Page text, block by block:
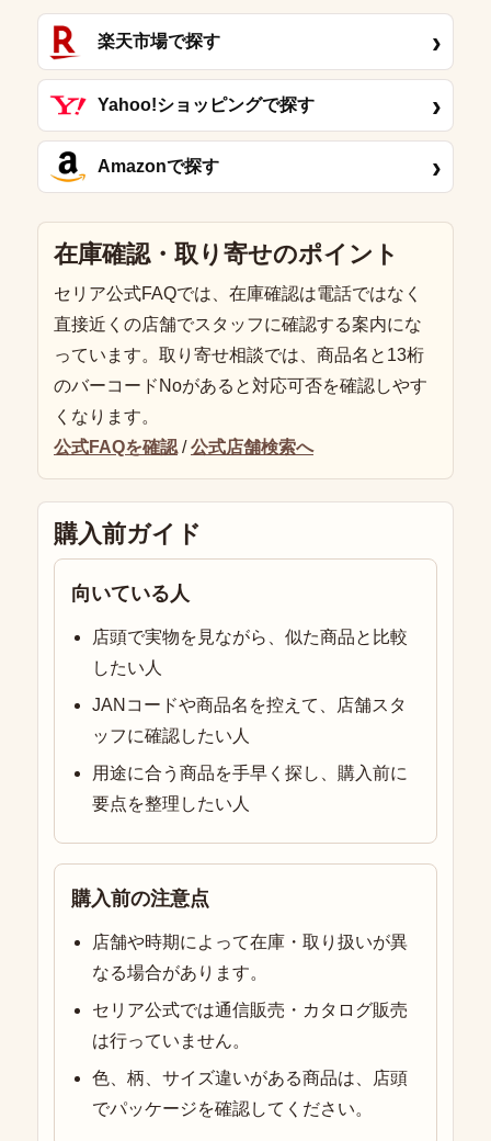
楽天市場で探す ›
Yahoo!ショッピングで探す ›
Amazonで探す ›
在庫確認・取り寄せのポイント
セリア公式FAQでは、在庫確認は電話ではなく
直接近くの店舗でスタッフに確認する案内にな
っています。取り寄せ相談では、商品名と13桁
のバーコードNoがあると対応可否を確認しやす
くなります。
公式FAQを確認 /公式店舗検索へ
購入前ガイド
向いている人
店頭で実物を見ながら、似た商品と比較
したい人
JANコードや商品名を控えて、店舗スタ
ッフに確認したい人
用途に合う商品を手早く探し、購入前に
要点を整理したい人
購入前の注意点
店舗や時期によって在庫・取り扱いが異
なる場合があります。
セリア公式では通信販売・カタログ販売
は行っていません。
色、柄、サイズ違いがある商品は、店頭
でパッケージを確認してください。